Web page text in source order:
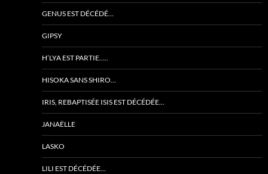
GENUS EST DÉCÉDÉ…
GIPSY
H’LYA EST PARTIE…..
HISOKA SANS SHIRO…
IRIS, REBAPTISÉE ISIS EST DÉCÉDÉE…
JANAËLLE
LASKO
LILI EST DÉCÉDÉE…